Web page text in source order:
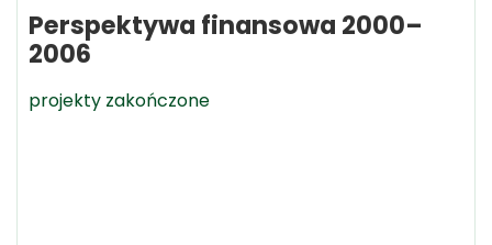
Perspektywa finansowa 2000–
2006
projekty zakończone